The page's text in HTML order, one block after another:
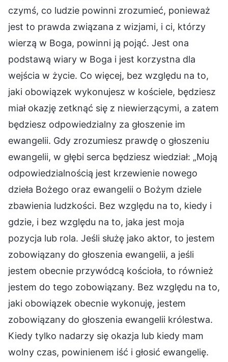
czymś, co ludzie powinni zrozumieć, ponieważ
jest to prawda związana z wizjami, i ci, którzy
wierzą w Boga, powinni ją pojąć. Jest ona
podstawą wiary w Boga i jest korzystna dla
wejścia w życie. Co więcej, bez względu na to,
jaki obowiązek wykonujesz w kościele, będziesz
miał okazję zetknąć się z niewierzącymi, a zatem
będziesz odpowiedzialny za głoszenie im
ewangelii. Gdy zrozumiesz prawdę o głoszeniu
ewangelii, w głębi serca będziesz wiedział: „Moją
odpowiedzialnością jest krzewienie nowego
dzieła Bożego oraz ewangelii o Bożym dziele
zbawienia ludzkości. Bez względu na to, kiedy i
gdzie, i bez względu na to, jaka jest moja
pozycja lub rola. Jeśli służę jako aktor, to jestem
zobowiązany do głoszenia ewangelii, a jeśli
jestem obecnie przywódcą kościoła, to również
jestem do tego zobowiązany. Bez względu na to,
jaki obowiązek obecnie wykonuję, jestem
zobowiązany do głoszenia ewangelii królestwa.
Kiedy tylko nadarzy się okazja lub kiedy mam
wolny czas, powinienem iść i głosić ewangelię.